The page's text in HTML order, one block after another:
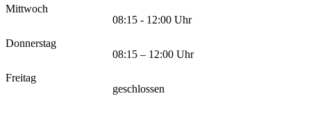
Mittwoch
08:15 - 12:00 Uhr
Donnerstag
08:15 – 12:00 Uhr
Freitag
geschlossen